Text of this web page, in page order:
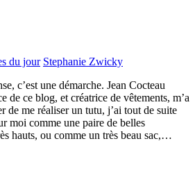
du jour Stephanie Zwicky
c’est une démarche. Jean Cocteau
de ce blog, et créatrice de vêtements, m’a
de me réaliser un tutu, j’ai tout de suite
moi comme une paire de belles
hauts, ou comme un très beau sac,…